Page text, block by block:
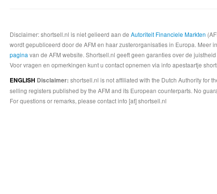
Disclaimer: shortsell.nl is niet gelieerd aan de Autoriteit Financiele Markten
wordt gepubliceerd door de AFM en haar zusterorganisaties in Europa.
pagina van de AFM website. Shortsell.nl geeft geen garanties over de
Voor vragen en opmerkingen kunt u contact opnemen via info apestaartje
ENGLISH Disclaimer: shortsell.nl is not affiliated with the Dutch Authority for
selling registers published by the AFM and its European counterparts. No
For questions or remarks, please contact info [at] shortsell.nl